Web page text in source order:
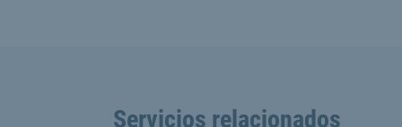
Servicios relacionados